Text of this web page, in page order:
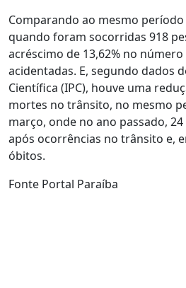
Comparando ao mesmo
quando foram socorridas 918
acréscimo de 13,62% no número
acidentadas. E, segundo dados
Científica (IPC), houve uma
mortes no trânsito, no mesmo
março, onde no ano passado,
após ocorrências no trânsito e,
óbitos.
Fonte Portal Paraíba